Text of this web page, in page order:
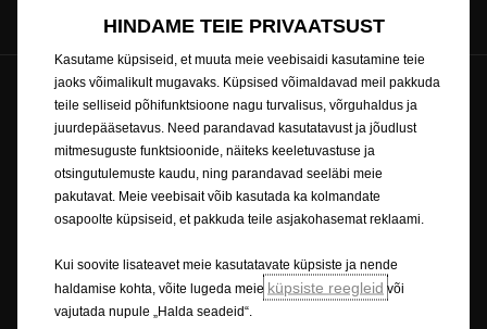
Tulevik kuulub kõigile © Opel 2026
Küpsiste poliitika
Õigusteave
Privaatsuspoliitika
Küpsiste nõusolek
Ümbertöötlemine
Omaduste kirjeldused ja illustratsioonid võivad viidata lisavarustusele,
mis ei kuulu tavatarnesse. Sisalduv teave oli avaldamise hetkel täpne.
Opel jätab endale õiguse muuta disaini ja varustust. Näidatud värvid on
HINDAME TEIE PRIVAATSUST
Kasutame küpsiseid, et muuta meie veebisaidi kasutamine teie
jaoks võimalikult mugavaks. Küpsised võimaldavad meil pakkuda
teile selliseid põhifunktsioone nagu turvalisus, võrguhaldus ja
juurdepääsetavus. Need parandavad kasutatavust ja jõudlust
mitmesuguste funktsioonide, näiteks keeletuvastuse ja
otsingutulemuste kaudu, ning parandavad seeläbi meie
pakutavat. Meie veebisait võib kasutada ka kolmandate
osapoolte küpsiseid, et pakkuda teile asjakohasemat reklaami.
Kui soovite lisateavet meie kasutatavate küpsiste ja nende
haldamise kohta, võite lugeda meie küpsiste reegleid või
vajutada nupule „Halda seadeid“.